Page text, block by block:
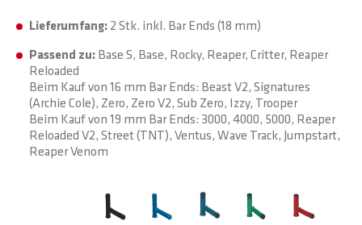
Lieferumfang: 2 Stk. inkl. Bar Ends (18 mm)
Passend zu: Base S, Base, Rocky, Reaper, Critter, Reaper
Reloaded
Beim Kauf von 16 mm Bar Ends: Beast V2, Signatures
(Archie Cole), Zero, Zero V2, Sub Zero, Izzy, Trooper
Beim Kauf von 19 mm Bar Ends: 3000, 4000, 5000, Reaper
Reloaded V2, Street (TNT), Ventus, Wave Track, Jumpstart,
Reaper Venom